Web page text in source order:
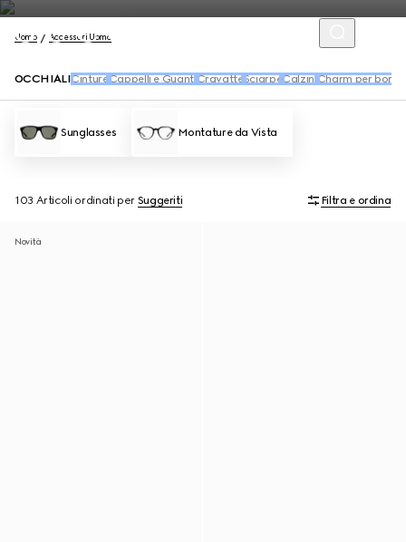
Uomo Accessori Uomo
OCCHIALI Cinture Cappelli e Guanti Cravatte SciarpeCalzini Charm per
Sunglasses Montature da Vista
103 Articoli ordinati per Suggeriti Filtra e ordina
Novità